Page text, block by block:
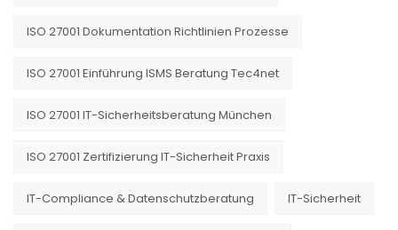
ISO 27001 Dokumentation Richtlinien Prozesse
ISO 27001 Einführung ISMS Beratung Tec4net
ISO 27001 IT-Sicherheitsberatung München
ISO 27001 Zertifizierung IT-Sicherheit Praxis
IT-Compliance & Datenschutzberatung IT-Sicherheit